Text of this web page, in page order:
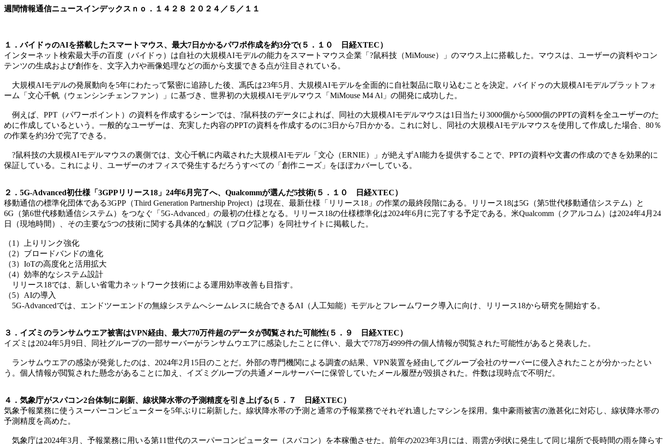
週間情報通信ニュースインデックスｎｏ． １４２８ ２０２４／５／１１
１．バイドゥのAIを搭載したスマートマウス、最大7日かかるパワポ作成を約3分で(５．１０ 日経XTEC）
インターネット検索最大手の百度（バイドゥ）は自社の大規模AIモデルの能力をスマートマウス企業「?鼠科技（MiMouse）」のマウス上に搭載した。マウスは、ユーザーの資料やコン
テンツの生成および創作を、文字入力や画像処理などの面から支援できる点が注目されている。
大規模AIモデルの発展動向を5年にわたって緊密に追跡した後、馮氏は23年5月、大規模AIモデルを全面的に自社製品に取り込むことを決定。バイドゥの大規模AIモデルプラットフォ
ーム「文心千帆（ウェンシンチェンファン）」に基づき、世界初の大規模AIモデルマウス「MiMouse M4 Al」の開発に成功した。
例えば、PPT（パワーポイント）の資料を作成するシーンでは、?鼠科技のデータによれば、同社の大規模AIモデルマウスは1日当たり3000個から5000個のPPTの資料を全ユーザーのた
めに作成しているという。一般的なユーザーは、充実した内容のPPTの資料を作成するのに3日から7日かかる。これに対し、同社の大規模AIモデルマウスを使用して作成した場合、80％
の作業を約3分で完了できる。
?鼠科技の大規模AIモデルマウスの裏側では、文心千帆に内蔵された大規模AIモデル「文心（ERNIE）」が絶えずAI能力を提供することで、PPTの資料や文書の作成のできを効果的に
保証している。これにより、ユーザーのオフィスで発生するだろうすべての「創作ニーズ」をほぼカバーしている。
２．5G-Advanced初仕様「3GPPリリース18」24年6月完了へ、Qualcommが選んだ5技術(５．１０ 日経XTEC）
移動通信の標準化団体である3GPP（Third Generation Partnership Project）は現在、最新仕様「リリース18」の作業の最終段階にある。リリース18は5G（第5世代移動通信システム）と
6G（第6世代移動通信システム）をつなぐ「5G-Advanced」の最初の仕様となる。リリース18の仕様標準化は2024年6月に完了する予定である。米Qualcomm（クアルコム）は2024年4月24
日（現地時間）、その主要な5つの技術に関する具体的な解説（ブログ記事）を同社サイトに掲載した。
（1）上りリンク強化
（2）ブロードバンドの進化
（3）IoTの高度化と活用拡大
（4）効率的なシステム設計
リリース18では、新しい省電力ネットワーク技術による運用効率改善も目指す。
（5）AIの導入
5G-Advancedでは、エンドツーエンドの無線システムへシームレスに統合できるAI（人工知能）モデルとフレームワーク導入に向け、リリース18から研究を開始する。
３．イズミのランサムウエア被害はVPN経由、最大770万件超のデータが閲覧された可能性(５．９ 日経XTEC）
イズミは2024年5月9日、同社グループの一部サーバーがランサムウエアに感染したことに伴い、最大で778万4999件の個人情報が閲覧された可能性があると発表した。
ランサムウエアの感染が発覚したのは、2024年2月15日のことだ。外部の専門機関による調査の結果、VPN装置を経由してグループ会社のサーバーに侵入されたことが分かったとい
う。個人情報が閲覧された懸念があることに加え、イズミグループの共通メールサーバーに保管していたメール履歴が毀損された。件数は現時点で不明だ。
４．気象庁がスパコン2台体制に刷新、線状降水帯の予測精度を引き上げる(５．７ 日経XTEC）
気象予報業務に使うスーパーコンピューターを5年ぶりに刷新した。線状降水帯の予測と通常の予報業務でそれぞれ適したマシンを採用。集中豪雨被害の激甚化に対応し、線状降水帯の
予測精度を高めた。
気象庁は2024年3月、予報業務に用いる第11世代のスーパーコンピューター（スパコン）を本稼働させた。前年の2023年3月には、雨雲が列状に発生して同じ場所で長時間の雨を降らす